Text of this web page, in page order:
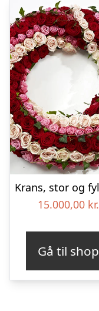
15.000,00 kr.
Gå til shop